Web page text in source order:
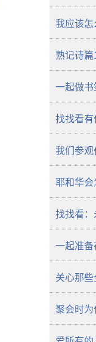
我应该怎
熟记诗
一起做书
找找看
我们参
耶和华会
找找看：
一起准
关心那
聚会时为